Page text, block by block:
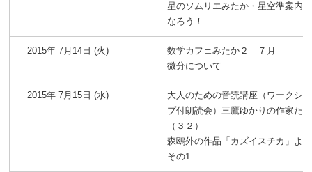
星のソムリエみたか・星空準案内
なろう！
2015年 7月14日 (火)
数学カフェみたか２ ７月
微分について
2015年 7月15日 (水)
大人のための音読講座（ワークシ
プ付朗読会）三鷹ゆかりの作家たち
（３２）
森鴎外の作品「カズイスチカ」
その1